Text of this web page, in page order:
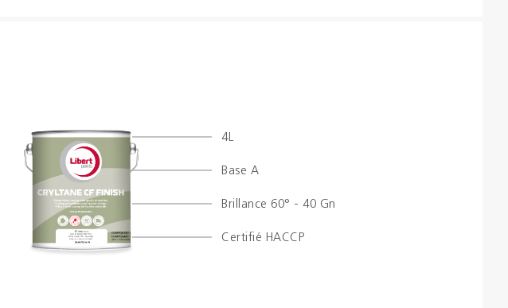
4L
Base A
Brillance 60° - 40 Gn
Certifié HACCP